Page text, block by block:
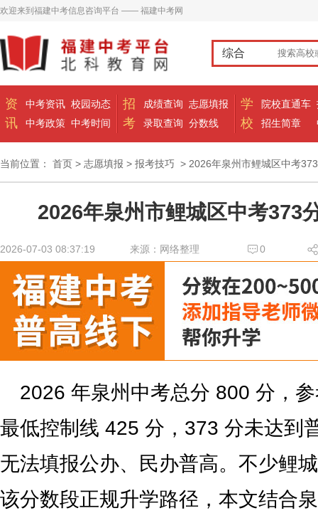
欢迎来到福建中考信息咨询平台 —— 福建中考网
综合
资
讯
中考资讯
中考政策
校园动态
中考时间
招
考
成绩查询
录取查询
志愿填报
分数线
学
校
院校直通车
招生简章
当前位置： 首页 > 志愿填报 > 报考技巧 > 2026年泉州市鲤城区中考
2026年泉州市鲤城区中考373
2026-07-03 08:37:19 来源：网络整理 0
2026 年泉州中考总分 800 分，
最低控制线 425 分，373 分未达到
无法填报公办、民办普高。不少鲤
该分数段正规升学路径，本文结合